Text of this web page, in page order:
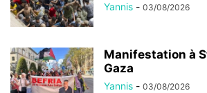
Yannis - 03/08/2026
Manifestation à
Gaza
Yannis - 03/08/2026